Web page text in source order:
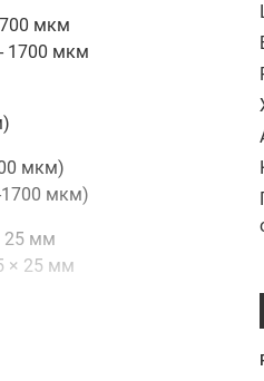
мкм
1700 мкм
мкм)
1700 мкм)
25 мм
× 25 мм